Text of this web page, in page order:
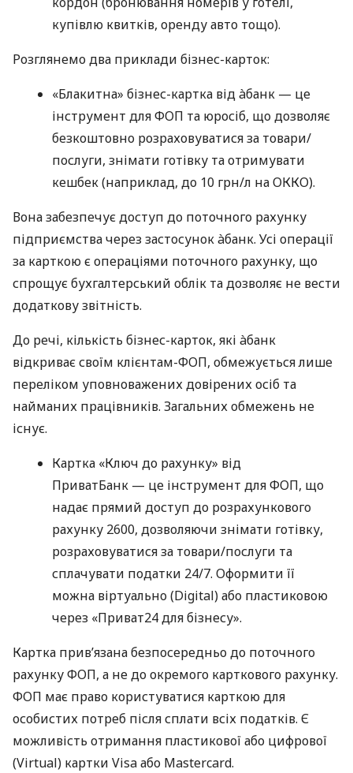
купівлю квитків, оренду авто тощо).
Розглянемо два приклади бізнес-карток:
«Блакитна» бізнес-картка від àбанк — це
інструмент для ФОП та юросіб, що дозволяє
безкоштовно розраховуватися за товари/
послуги, знімати готівку та отримувати
кешбек (наприклад, до 10 грн/л на ОККО).
Вона забезпечує доступ до поточного рахунку
підприємства через застосунок àбанк. Усі операції
за карткою є операціями поточного рахунку, що
спрощує бухгалтерський облік та дозволяє не вести
додаткову звітність.
До речі, кількість бізнес-карток, які àбанк
відкриває своїм клієнтам-ФОП, обмежується лише
переліком уповноважених довірених осіб та
найманих працівників. Загальних обмежень не
існує.
Картка «Ключ до рахунку» від
ПриватБанк — це інструмент для ФОП, що
надає прямий доступ до розрахункового
рахунку 2600, дозволяючи знімати готівку,
розраховуватися за товари/послуги та
сплачувати податки 24/7. Оформити її
можна віртуально (Digital) або пластиковою
через «Приват24 для бізнесу».
Картка прив’язана безпосередньо до поточного
рахунку ФОП, а не до окремого карткового рахунку.
ФОП має право користуватися карткою для
особистих потреб після сплати всіх податків. Є
можливість отримання пластикової або цифрової
(Virtual) картки Visa або Mastercard.